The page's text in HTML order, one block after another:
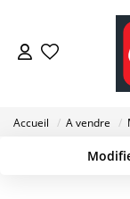
Accueil A vendre